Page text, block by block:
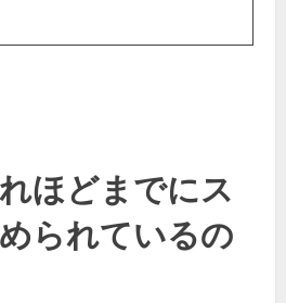
ほどまでにス
られているの